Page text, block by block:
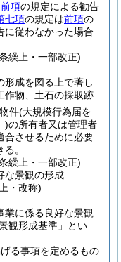
前項の規定による勧告
七項の規定は前項の
に従わなかった場合
繰上・一部改正)
形成を図る上で著し
作物、土石の採取跡
件(大規模行為届を
)の所有者又は管理者
合させるために必要
。
繰上・一部改正)
な景観の形成
・改称)
業に係る良好な景観
観形成基準」とい
る事項を定めるもの